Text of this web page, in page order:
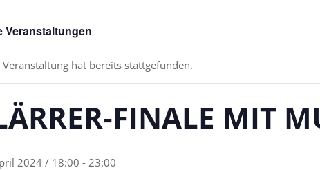
Veranstaltungen
Veranstaltung hat bereits stattgefunden.
FINALE MIT
2024 / 18:00 - 23:00